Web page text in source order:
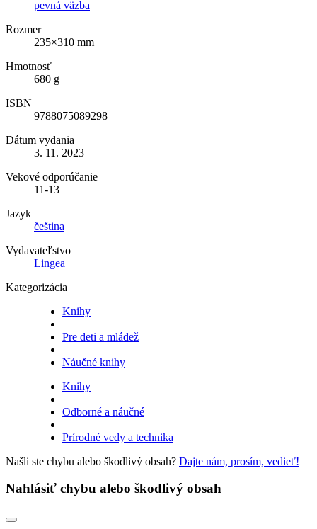
pevná väzba
Rozmer
235×310 mm
Hmotnosť
680 g
ISBN
9788075089298
Dátum vydania
3. 11. 2023
Vekové odporúčanie
11-13
Jazyk
čeština
Vydavateľstvo
Lingea
Kategorizácia
Knihy
Pre deti a mládež
Náučné knihy
Knihy
Odborné a náučné
Prírodné vedy a technika
Našli ste chybu alebo škodlivý obsah? Dajte nám, prosím, vedieť!
Nahlásiť chybu alebo škodlivý obsah